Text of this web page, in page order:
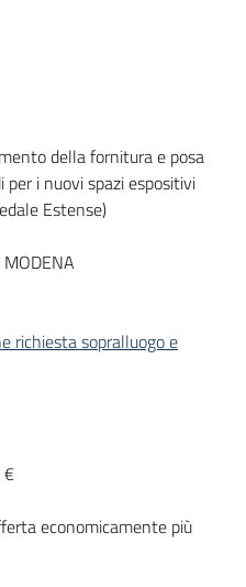
della fornitura e posa
i nuovi spazi espositivi
Estense)
richiesta sopralluogo e
€
economicamente più